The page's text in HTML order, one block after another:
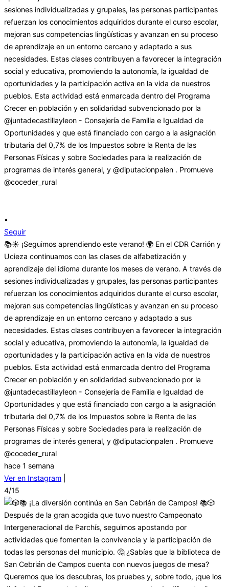
•
Seguir
📚☀️ ¡Seguimos aprendiendo este verano! 🌍 En el CDR Carrión y
Ucieza continuamos con las clases de alfabetización y
aprendizaje del idioma durante los meses de verano. A través de
sesiones individualizadas y grupales, las personas participantes
refuerzan los conocimientos adquiridos durante el curso escolar,
mejoran sus competencias lingüísticas y avanzan en su proceso
de aprendizaje en un entorno cercano y adaptado a sus
necesidades. Estas clases contribuyen a favorecer la integración
social y educativa, promoviendo la autonomía, la igualdad de
oportunidades y la participación activa en la vida de nuestros
pueblos. Esta actividad está enmarcada dentro del Programa
Crecer en población y en solidaridad subvencionado por la
@juntadecastillayleon - Consejería de Familia e Igualdad de
Oportunidades y que está financiado con cargo a la asignación
tributaria del 0,7% de los Impuestos sobre la Renta de las
Personas Físicas y sobre Sociedades para la realización de
programas de interés general, y @diputacionpalen . Promueve
@coceder_rural
hace 1 semana
Ver en Instagram
4/15